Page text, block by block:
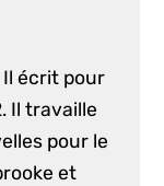
écrit pour
Il travaille
pour le
et